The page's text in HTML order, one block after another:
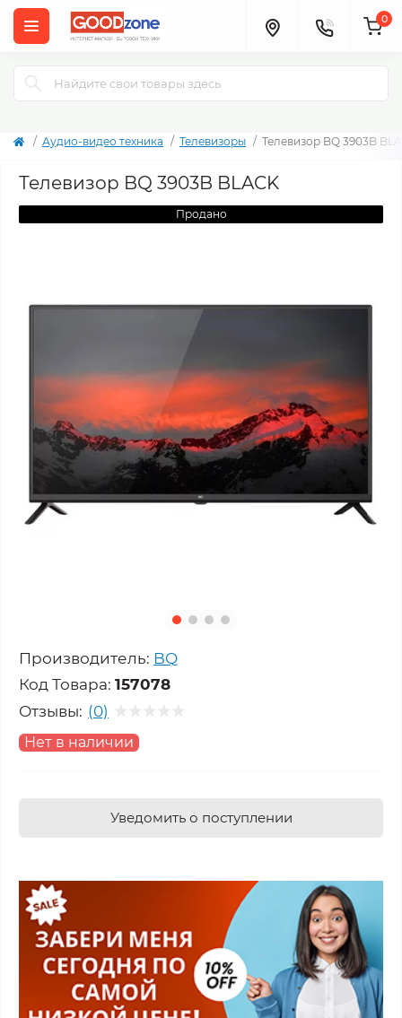
0
Аудио-видео техника Телевизоры Телевизор BQ 3903B
Телевизор BQ 3903B BLACK
Продано
Производитель: BQ
Код Товара: 157078
Отзывы: (0)
Нет в наличии
Уведомить о поступлении